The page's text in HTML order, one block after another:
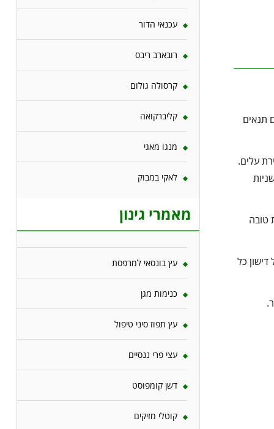
תנאים
עלים.
טובה
כל
עכנאי הדור
רובארב ריבס
קרסולה גולום
קליברקואה
מנגו מאגי
לאקי במבוק
מאמרי גינון
עץ בונסאי למרפסת
כנימות מגן
עץ תפוז סיני טיפול
עצי פרי ננסיים
דשן קומפוסט
קוטלי מזיקים